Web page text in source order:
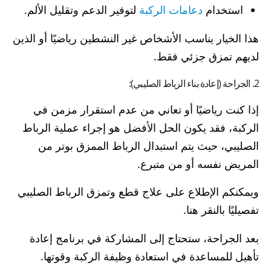
استخدام دعامات الركبة لتوفير الدعم وتقليل الألم.
هذا الخيار يناسب الأشخاص غير النشطين رياضيًا أو الذين
لديهم تمزق جزئي فقط.
2. الجراحة (إعادة بناء الرباط الصليبي):
إذا كنت رياضيًا أو تعاني من عدم استقرار مزمن في
الركبة، فقد يكون الحل الأفضل هو إجراء عملية الرباط
الصليبي، حيث يتم استبدال الرباط الممزق بوتر من
المريض نفسه أو من متبرع.
ويمكنكم الإطلاع على علاج قطع وتمزق الرباط الصليبي
تفصيليًا بالنقر هنا.
بعد الجراحة، ستحتاج إلى المشاركة في برنامج إعادة
تأهيل للمساعدة في استعادة وظيفة الركبة وقوتها.